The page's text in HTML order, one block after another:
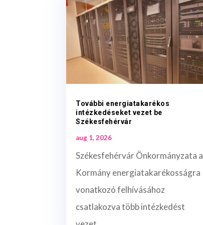
További energiatakarékos
intézkedéseket vezet be
Székesfehérvár
aug 1, 2026
Székesfehérvár Önkormányzata a
Kormány energiatakarékosságra
vonatkozó felhívásához
csatlakozva több intézkedést